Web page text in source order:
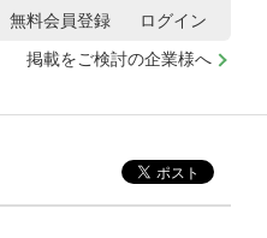
掲載をご検討の企業様へ
無料会員登録 ログイン